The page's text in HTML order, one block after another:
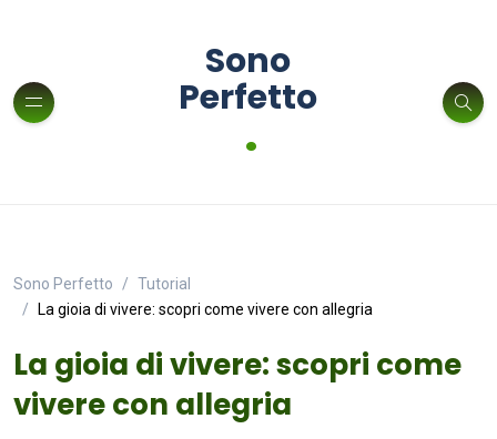
Sono
Perfetto
.
Sono Perfetto
Tutorial
La gioia di vivere: scopri come vivere con allegria
La gioia di vivere: scopri come
vivere con allegria